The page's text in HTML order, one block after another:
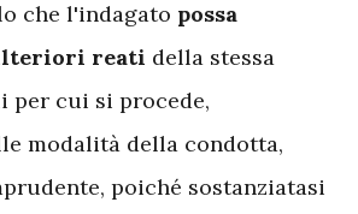
che l'indagato possa
reati della stessa
per cui si procede,
modalità della condotta,
poiché sostanziatasi